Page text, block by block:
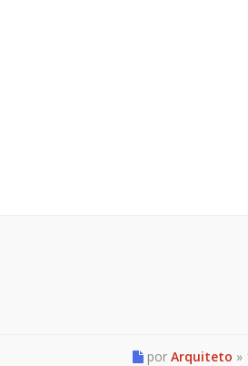
por Arquiteto »